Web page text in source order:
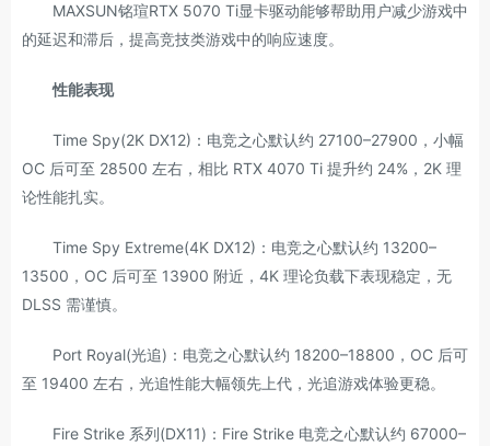
MAXSUN铭瑄RTX 5070 Ti显卡驱动能够帮助用户减少游戏中
的延迟和滞后，提高竞技类游戏中的响应速度。
性能表现
Time Spy(2K DX12)：电竞之心默认约 27100–27900，小幅
OC 后可至 28500 左右，相比 RTX 4070 Ti 提升约 24%，2K 理
论性能扎实。
Time Spy Extreme(4K DX12)：电竞之心默认约 13200–
13500，OC 后可至 13900 附近，4K 理论负载下表现稳定，无
DLSS 需谨慎。
Port Royal(光追)：电竞之心默认约 18200–18800，OC 后可
至 19400 左右，光追性能大幅领先上代，光追游戏体验更稳。
Fire Strike 系列(DX11)：Fire Strike 电竞之心默认约 67000–